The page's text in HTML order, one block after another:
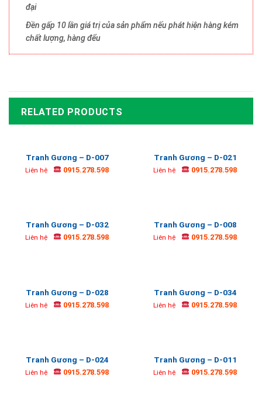
đại
Đền gấp 10 lần giá trị của sản phẩm nếu phát hiện hàng kém
chất lượng, hàng đểu
RELATED PRODUCTS
Tranh Gương – D-007
Liên hệ 0915.278.598
Tranh Gương – D-021
Liên hệ 0915.278.598
Tranh Gương – D-032
Liên hệ 0915.278.598
Tranh Gương – D-008
Liên hệ 0915.278.598
Tranh Gương – D-028
Liên hệ 0915.278.598
Tranh Gương – D-034
Liên hệ 0915.278.598
Tranh Gương – D-024
Liên hệ 0915.278.598
Tranh Gương – D-011
Liên hệ 0915.278.598